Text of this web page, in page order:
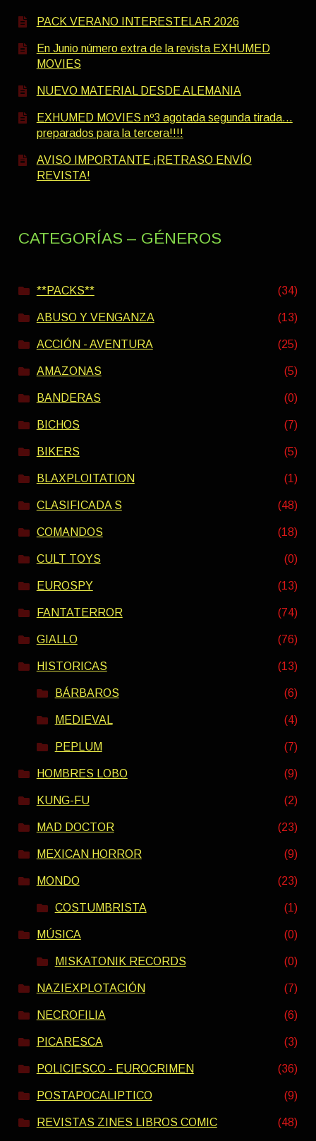
PACK VERANO INTERESTELAR 2026
En Junio número extra de la revista EXHUMED
MOVIES
NUEVO MATERIAL DESDE ALEMANIA
EXHUMED MOVIES nº3 agotada segunda tirada…
preparados para la tercera!!!!
AVISO IMPORTANTE ¡RETRASO ENVÍO
REVISTA!
CATEGORÍAS – GÉNEROS
**PACKS** (34)
ABUSO Y VENGANZA (13)
ACCIÓN - AVENTURA (25)
AMAZONAS (5)
BANDERAS (0)
BICHOS (7)
BIKERS (5)
BLAXPLOITATION (1)
CLASIFICADA S (48)
COMANDOS (18)
CULT TOYS (0)
EUROSPY (13)
FANTATERROR (74)
GIALLO (76)
HISTORICAS (13)
BÁRBAROS (6)
MEDIEVAL (4)
PEPLUM (7)
HOMBRES LOBO (9)
KUNG-FU (2)
MAD DOCTOR (23)
MEXICAN HORROR (9)
MONDO (23)
COSTUMBRISTA (1)
MÚSICA (0)
MISKATONIK RECORDS (0)
NAZIEXPLOTACIÓN (7)
NECROFILIA (6)
PICARESCA (3)
POLICIESCO - EUROCRIMEN (36)
POSTAPOCALIPTICO (9)
REVISTAS ZINES LIBROS COMIC (48)